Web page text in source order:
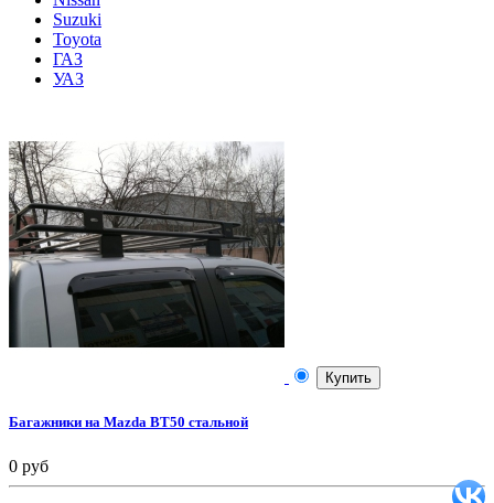
Suzuki
Toyota
ГАЗ
УАЗ
Купить
Багажники на Mazda BT50 стальной
0 руб